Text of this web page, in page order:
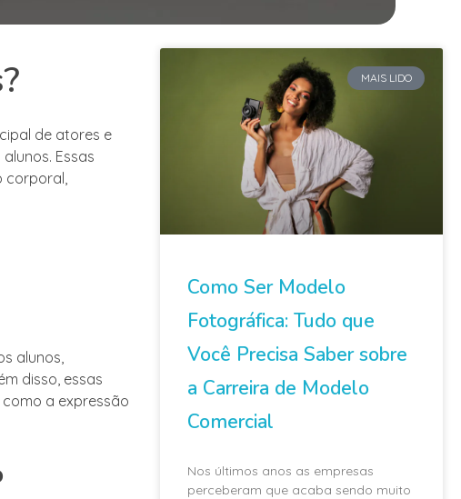
de atores e
Essas
corporal,
alunos,
disso, essas
a expressão
MAIS LIDO
Como Ser Modelo
Fotográfica: Tudo que
Você Precisa Saber sobre
a Carreira de Modelo
Comercial
Nos últimos anos as empresas
perceberam que acaba sendo muito